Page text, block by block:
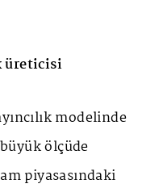
üreticisi
modelinde
ölçüde
piyasasındaki